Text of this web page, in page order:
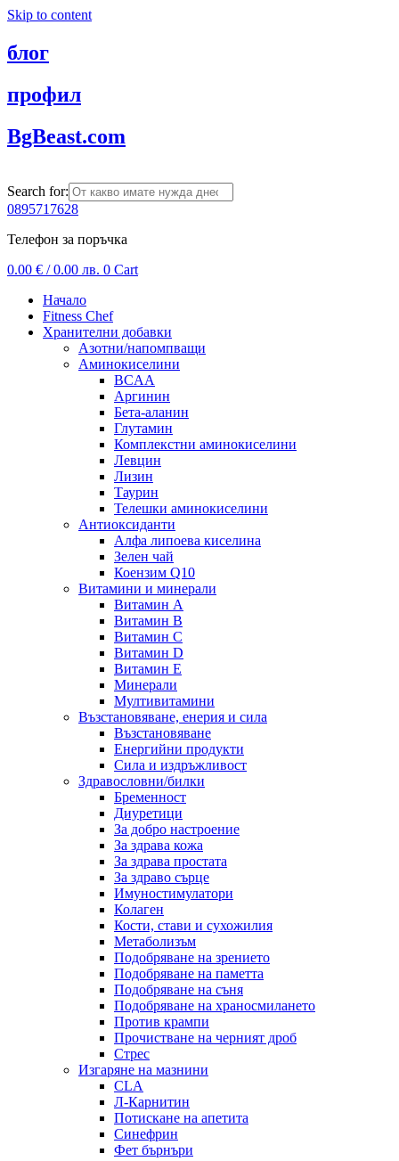
Skip to content
блог
профил
BgBeast.com
Search for:
0895717628
Телефон за поръчка
0.00 € / 0.00 лв. 0 Cart
Начало
Fitness Chef
Хранителни добавки
Азотни/напомпващи
Аминокиселини
BCAA
Аргинин
Бета-аланин
Глутамин
Комплекстни аминокиселини
Левцин
Лизин
Таурин
Телешки аминокиселини
Антиоксиданти
Алфа липоева киселина
Зелен чай
Коензим Q10
Витамини и минерали
Витамин А
Витамин B
Витамин C
Витамин D
Витамин E
Минерали
Мултивитамини
Възстановяване, енерия и сила
Възстановяване
Енергийни продукти
Сила и издръжливост
Здравословни/билки
Бременност
Диуретици
За добро настроение
За здрава кожа
За здрава простата
За здраво сърце
Имуностимулатори
Колаген
Кости, стави и сухожилия
Метаболизъм
Подобряване на зрението
Подобряване на паметта
Подобряване на съня
Подобряване на храносмилането
Против крампи
Прочистване на черният дроб
Стрес
Изгаряне на мазнини
CLA
Л-Карнитин
Потискане на апетита
Синефрин
Фет бърнъри